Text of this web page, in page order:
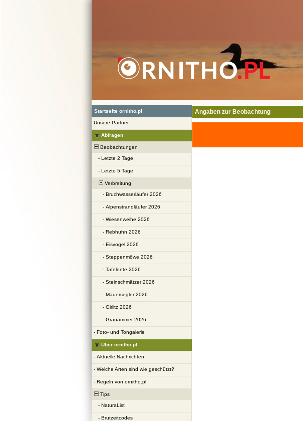
Startseite ornitho.pl
Unsere Partner
Abfragen
Beobachtungen
- Letzte 2 Tage
- Letzte 5 Tage
Verbreitung
- Bruchwasserläufer 2026
- Alpenstrandläufer 2026
- Wiesenweihe 2026
- Rebhuhn 2026
- Eisvogel 2026
- Steppenmöwe 2026
- Tafelente 2026
- Steinschmätzer 2026
- Mauersegler 2026
- Girlitz 2026
- Grauammer 2026
- Foto- und Tongalerie
Über ornitho.pl
- Aktuelle Nachrichten
- Welche Arten sind wie geschützt?
- Regeln von ornitho.pl
Tips
- NaturaList
- Brutzeitcodes
Angaben zur Beobachtung